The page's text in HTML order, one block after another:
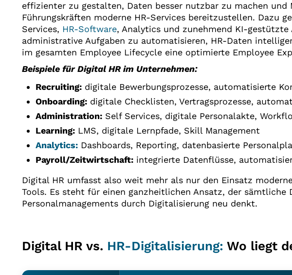
effizienter zu gestalten, Daten besser nutzbar zu machen und
Führungskräften moderne HR-Services bereitzustellen. Dazu
Services, HR-Software, Analytics und zunehmend KI-gestützte
administrative Aufgaben zu automatisieren, HR-Daten
im gesamten Employee Lifecycle eine optimierte Employee
Beispiele für Digital HR im Unternehmen:
Recruiting: digitale Bewerbungsprozesse, automatisierte
Onboarding: digitale Checklisten, Vertragsprozesse,
Administration: Self Services, digitale Personalakte,
Learning: LMS, digitale Lernpfade, Skill Management
Analytics: Dashboards, Reporting, datenbasierte
Payroll/Zeitwirtschaft: integrierte Datenflüsse,
Digital HR umfasst also weit mehr als nur den Einsatz
Tools. Es steht für einen ganzheitlichen Ansatz, der sämtliche
Personalmanagements durch Digitalisierung neu denkt.
Digital HR vs. HR-Digitalisierung: Wo liegt